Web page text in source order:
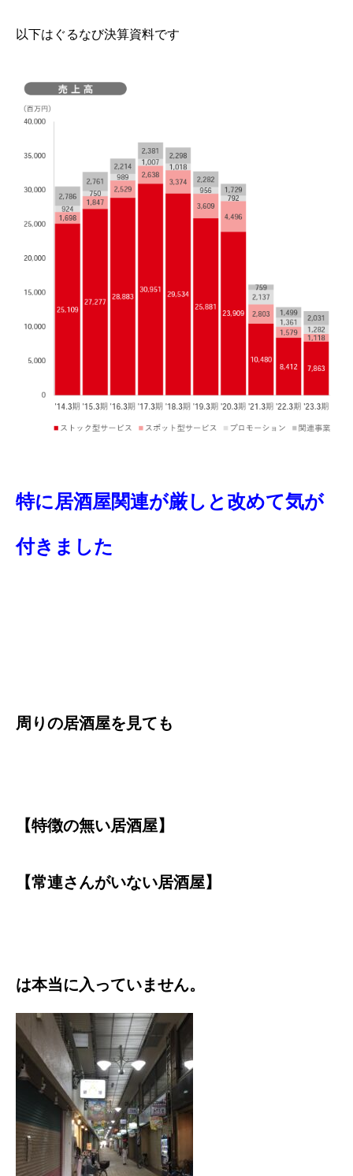
以下はぐるなび決算資料です
特に居酒屋関連が厳しと改めて気が
付きました
周りの居酒屋を見ても
【特徴の無い居酒屋】
【常連さんがいない居酒屋】
は本当に入っていません。